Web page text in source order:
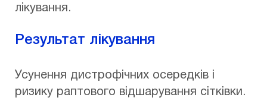
лікування.
Результат лікування
Усунення дистрофічних осередків і
ризику раптового відшарування сітківки.